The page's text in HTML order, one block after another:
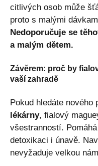
citlivých osob může
proto s malými
Nedoporučuje se
a malým dětem.
Závěrem: proč by
vaší zahradě
Pokud hledáte nového
lékárny, fialový
všestranností.
detoxikaci i únavě.
nevyžaduje velkou